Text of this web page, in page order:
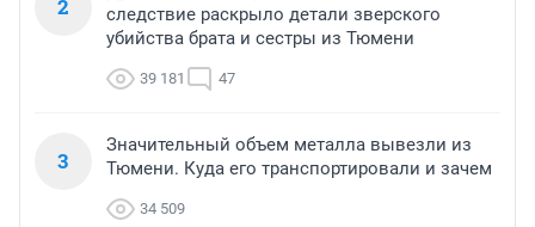
2
следствие раскрыло детали зверского
убийства брата и сестры из Тюмени
39 181 47
3
Значительный объем металла вывезли из
Тюмени. Куда его транспортировали и зачем
34 509